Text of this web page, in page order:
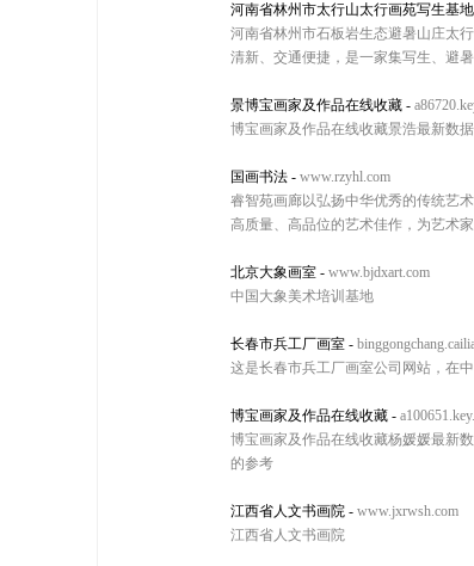
河南省林州市太行山太行画苑写生基地
河南省林州市石板岩生态避暑山庄太
清新、交通便捷，是一家集写生、避
景博宝画家及作品在线收藏 -
博宝画家及作品在线收藏景浩最新数
国画书法 - www.rzyhl.com
睿智苑画廊以弘扬中华优秀的传统艺
高质量、高品位的艺术佳作，为艺术
北京大象画室 - www.bjdxart.com
中国大象美术培训基地
长春市兵工厂画室 -
这是长春市兵工厂画室公司网站，在
博宝画家及作品在线收藏 -
博宝画家及作品在线收藏杨媛媛最新
的参考
江西省人文书画院 - www.jxrwsh.com
江西省人文书画院